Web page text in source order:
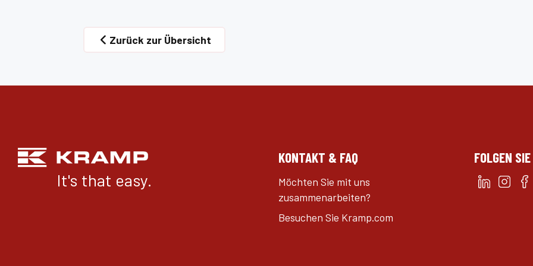
Zurück zur Übersicht
It's that easy.
KONTAKT & FAQ
Möchten Sie mit uns
zusammenarbeiten?
Besuchen Sie Kramp.com
FOLGEN